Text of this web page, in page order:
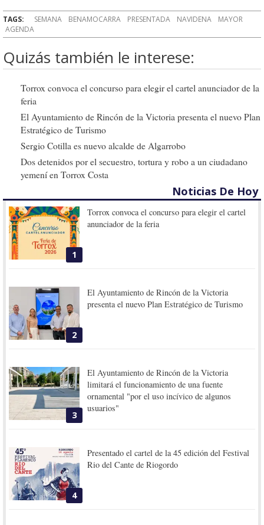
TAGS: SEMANA BENAMOCARRA PRESENTADA NAVIDENA
MAYOR
AGENDA
Quizás también le interese:
Torrox convoca el concurso para elegir el cartel anunciador de la
feria
El Ayuntamiento de Rincón de la Victoria presenta el nuevo Plan
Estratégico de Turismo
Sergio Cotilla es nuevo alcalde de Algarrobo
Dos detenidos por el secuestro, tortura y robo a un ciudadano
yemení en Torrox Costa
Noticias De Hoy
1
Torrox convoca el concurso para elegir el cartel
anunciador de la feria
2
El Ayuntamiento de Rincón de la Victoria
presenta el nuevo Plan Estratégico de Turismo
3
El Ayuntamiento de Rincón de la Victoria
limitará el funcionamiento de una fuente
ornamental "por el uso incívico de algunos
usuarios"
4
Presentado el cartel de la 45 edición del Festival
Rio del Cante de Riogordo